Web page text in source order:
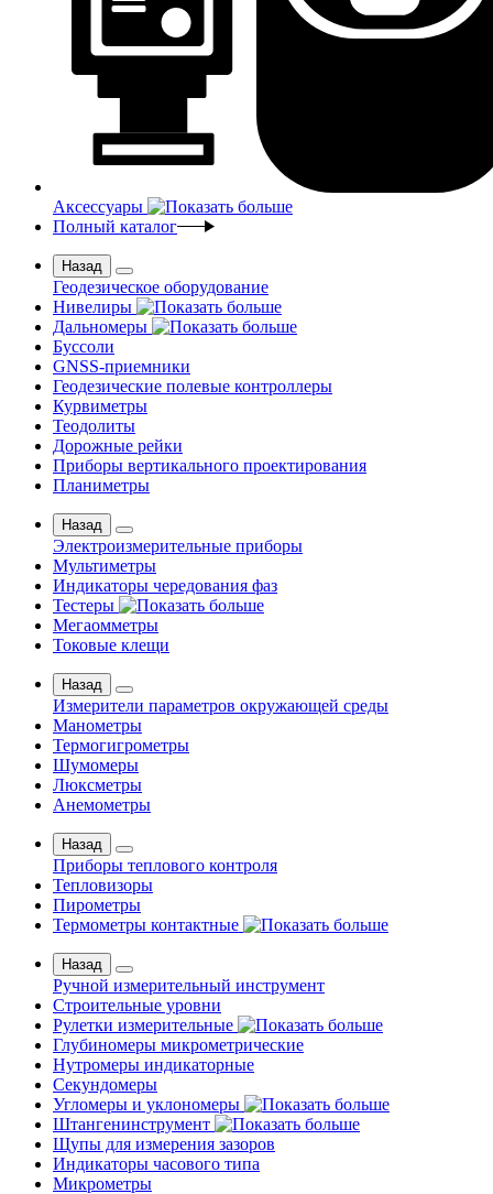
Аксессуары
Полный каталог
Назад
Геодезическое оборудование
Нивелиры
Дальномеры
Буссоли
GNSS-приемники
Геодезические полевые контроллеры
Курвиметры
Теодолиты
Дорожные рейки
Приборы вертикального проектирования
Планиметры
Назад
Электроизмерительные приборы
Мультиметры
Индикаторы чередования фаз
Тестеры
Мегаомметры
Токовые клещи
Назад
Измерители параметров окружающей среды
Манометры
Термогигрометры
Шумомеры
Люксметры
Анемометры
Назад
Приборы теплового контроля
Тепловизоры
Пирометры
Термометры контактные
Назад
Ручной измерительный инструмент
Строительные уровни
Рулетки измерительные
Глубиномеры микрометрические
Нутромеры индикаторные
Секундомеры
Угломеры и уклономеры
Штангенинструмент
Щупы для измерения зазоров
Индикаторы часового типа
Микрометры